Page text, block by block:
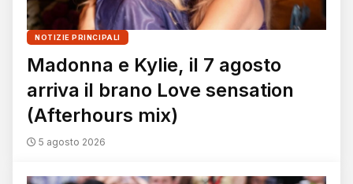
NOTIZIE PRINCIPALI
Madonna e Kylie, il 7 agosto
arriva il brano Love sensation
(Afterhours mix)
5 agosto 2026